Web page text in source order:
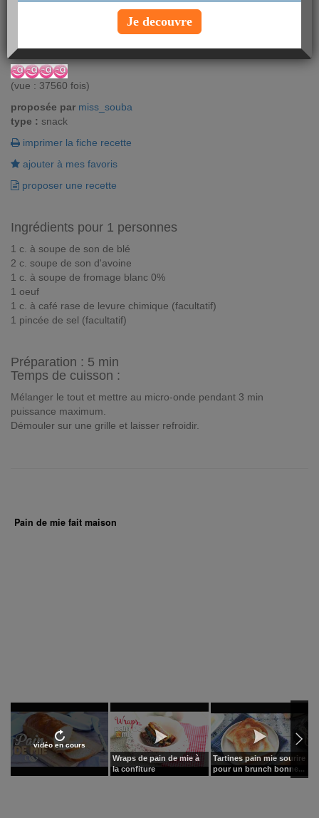
Si vous êtes en panne de pain, préparez-vous en express cette
recette de pain de mie aux sons. Rapide et light à la fois!
Vous aimez ? Alors notez !
(vue : 37560 fois)
proposée par miss_souba
type : snack
imprimer la fiche recette
ajouter à mes favoris
proposer une recette
Ingrédients pour 1 personnes
1 c. à soupe de son de blé
2 c. soupe de son d'avoine
1 c. à soupe de fromage blanc 0%
1 oeuf
1 c. à café rase de levure chimique (facultatif)
1 pincée de sel (facultatif)
Préparation : 5 min
Temps de cuisson :
Mélanger le tout et mettre au micro-onde pendant 3 min
puissance maximum.
Démouler sur une grille et laisser refroidir.
Pain de mie fait maison
vidéo en cours
Wraps de pain de mie à
la confiture
Tartines pain mie sourire
pour un brunch bonne...
Je decouvre